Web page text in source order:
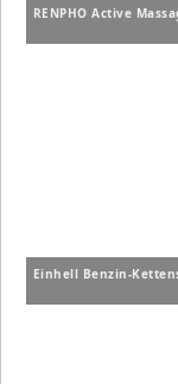
RENPHO Active
Einhell Benzin-